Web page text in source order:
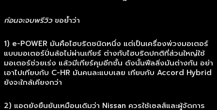
ก่อนจะจบพรีวิวขอย้ำว่า
1) e-POWER มันคือไฮบริดชนิดหนึ่ง แต่เป็นเครื่องพ่วงมอเตอร์
แบบมอเตอร์ปั่นล้อไม่ผ่านเกียร์ ต่างกับไฮบริดปกติที่ส่วนใหญ่ใช้
มอเตอร์ช่วยเร่ง แล้วมีเกียร์คุมอีกชั้น ดังนั้นฟีลลิ่งมันต่างกัน อย่า
เอาไปเทียบกับ C-HR มันคนละแบบเลย เทียบกับ Accord Hybrid
ยังจะใกล้เคียงกว่า
2) แอดยังยืนยันเหมือนเดิมว่า Nissan ควรใช้เซลส์และผู้จัดการ